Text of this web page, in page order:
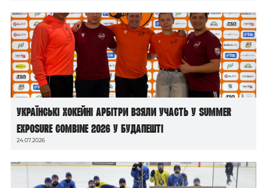
Українські хокейні арбітри взяли участь у Summer
Exposure Combine 2026 у Будапешті
24.07.2026